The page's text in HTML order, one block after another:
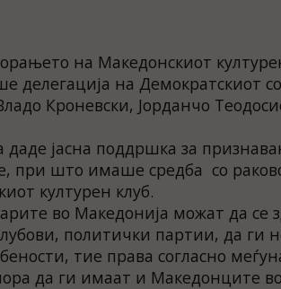
на Македонскиот
делегација на Демократскиот
Кроневски, Јорданчо
даде јасна поддршка за
при што имаше средба со
културен клуб.
во Македонија можат да се
политички партии, да ги
тие права согласно
да ги имаат и Македонците во